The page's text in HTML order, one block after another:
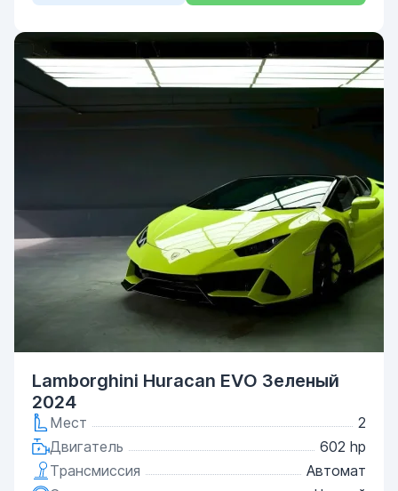
Lamborghini Huracan EVO Зеленый
2024
Мест
2
Двигатель
602 hp
Трансмиссия
Автомат